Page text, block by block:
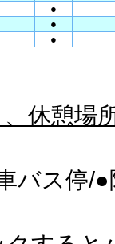
●
●
●
休憩場
バス停/